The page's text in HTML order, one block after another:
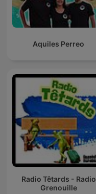
Aquiles Perreo
Radio Têtards - Radio
Grenouille